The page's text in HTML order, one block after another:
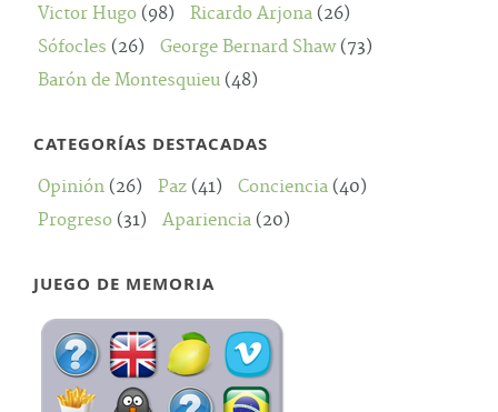
Victor Hugo (98) Ricardo Arjona (26)
Sófocles (26) George Bernard Shaw(73)
Barón de Montesquieu (48)
CATEGORÍAS DESTACADAS
Opinión (26) Paz (41) Conciencia (40)
Progreso (31) Apariencia (20)
JUEGO DE MEMORIA